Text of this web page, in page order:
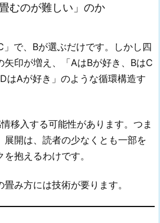
むのが難しい」のか
で、Bが選ぶだけです。しかし四
印が増え、「AはBが好き、BはC
はAが好き」のような循環構造す
移入する可能性があります。つま
展開は、読者の少なくとも一部を
抱えるわけです。
み方には技術が要ります。